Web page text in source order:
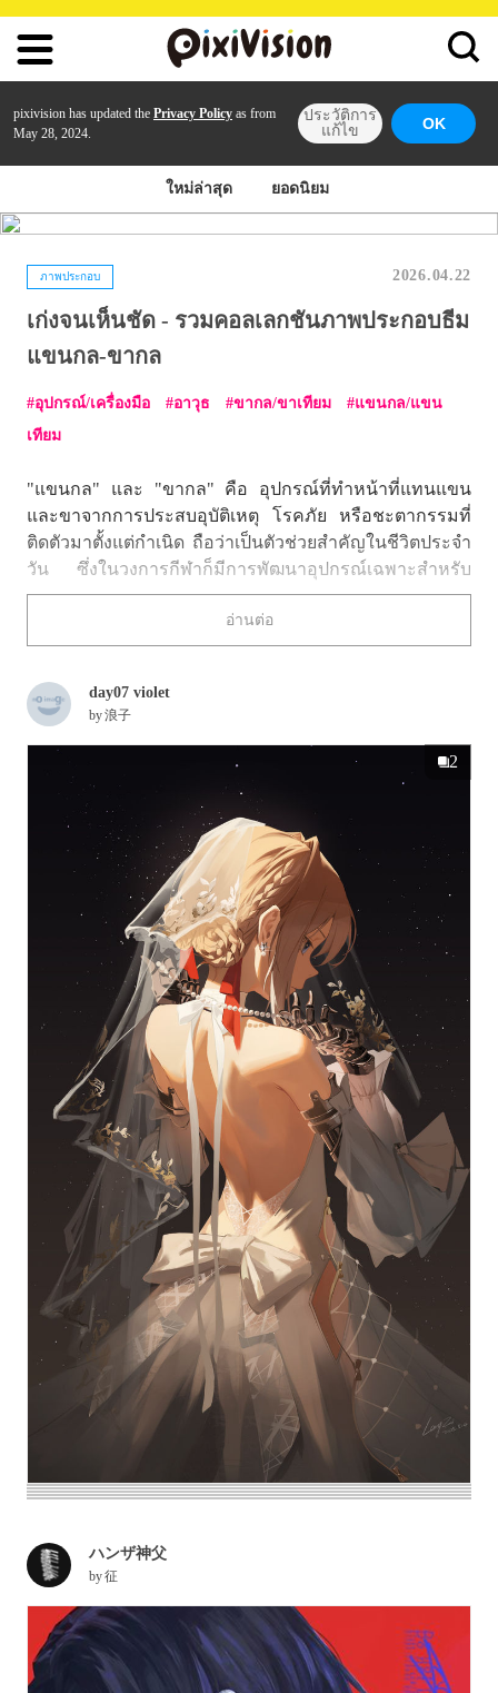
pixivision has updated the Privacy Policy as from
May 28, 2024.
ประวัติการ
แก้ไข
OK
ใหม่ล่าสุด ยอดนิยม
ภาพประกอบ 2026.04.22
เก่งจนเห็นชัด - รวมคอลเลกชันภาพประกอบธีม
แขนกล-ขากล
อุปกรณ์/เครื่องมือ อาวุธ ขากล/ขาเทียม
แขนกล/แขน
เทียม
"แขนกล" และ "ขากล" คือ อุปกรณ์ที่ทำหน้าที่แทนแขน
และขาจากการประสบอุบัติเหตุ โรคภัย หรือชะตากรรมที่
ติดตัวมาตั้งแต่กำเนิด ถือว่าเป็นตัวช่วยสำคัญในชีวิตประจำ
วัน ซึ่งในวงการกีฬาก็มีการพัฒนาอุปกรณ์เฉพาะสำหรับ
กีฬาแต่ละประเภทด้วย ส่วนในโลกของอิลลัสเตชัน
นอกจากความเท่ของกลไกที่ละเอียดแล้ว ยังมีดีไซน์ที่โดด
เด่น รวมถึงลูกเล่นพิเศษแบบงานสร้างสรรค์ ทำให้มีการนำ
ครั้งนี้ เราได้คัดรวมภาพประกอบแขนกลและขากลมาให้
แล้ว ลองชมกันได้เลย!
อ่านต่อ
day07 violet
by浪子
2
ハンザ神父
by征